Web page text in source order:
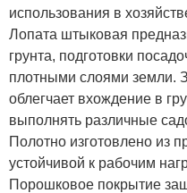
использования в
Лопата штыковая
грунта, подготовки
плотными слоями земли.
облегчает вхождение в
выполнять различные
Полотно изготовлено из
устойчивой к рабочим
Порошковое покрытие